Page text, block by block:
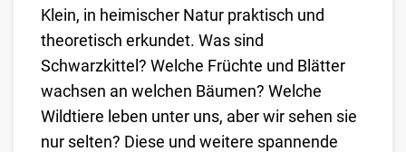
Klein, in heimischer Natur praktisch und
theoretisch erkundet. Was sind
Schwarzkittel? Welche Früchte und Blätter
wachsen an welchen Bäumen? Welche
Wildtiere leben unter uns, aber wir sehen sie
nur selten? Diese und weitere spannende